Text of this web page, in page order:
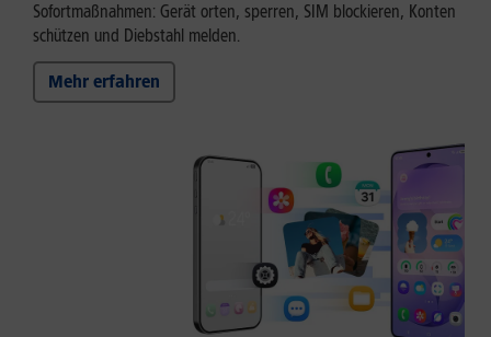
Sofortmaßnahmen: Gerät orten, sperren, SIM blockieren, Konten
schützen und Diebstahl melden.
Mehr erfahren